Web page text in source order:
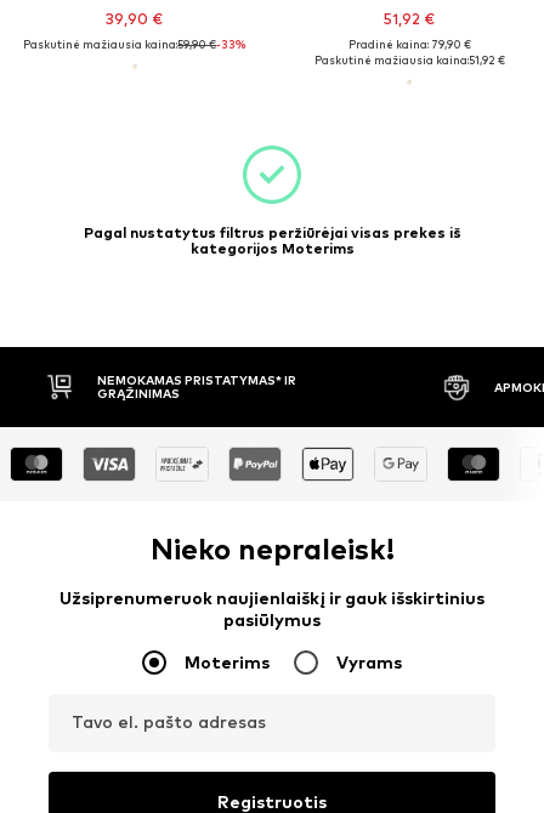
39,90 €
Paskutinė mažiausia kaina:59,90 €-33%
51,92 €
Pradinė kaina: 79,90 €
Paskutinė mažiausia kaina:51,92 €
Pagal nustatytus filtrus peržiūrėjai visas prekes iš
kategorijos Moterims
NEMOKAMAS PRISTATYMAS* IR
GRĄŽINIMAS
Nieko nepraleisk!
Užsiprenumeruok naujienlaiškį ir gauk išskirtinius
pasiūlymus
Moterims Vyrams
Tavo el. pašto adresas
Registruotis